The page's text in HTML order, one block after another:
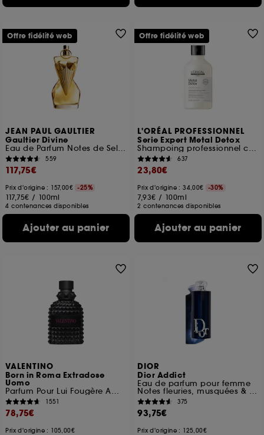
JEAN PAUL GAULTIER
Gaultier Divine
Eau de Parfum Notes de Sel, fleur de lys, meringue
559
117,75€
Prix d'origine : 157,00€ -25%
117,75€ / 100ml
4 contenances disponibles
Ajouter au panier
Offre fidélité web
L'ORÉAL PROFESSIONNEL
Serie Expert Metal Detox
Shampoing professionnel crème lavante anti-metal
637
23,80€
Prix d'origine : 34,00€ -30%
7,93€ / 100ml
2 contenances disponibles
Ajouter au panier
Offre fidélité web
VALENTINO
Born in Roma Extradose
Uomo
Parfum Pour Lui Fougère Ambrée
1551
78,75€
Prix d'origine : 105,00€
DIOR
Dior Addict
Eau de parfum pour femme
Notes fleuries, musquées & fruitées
375
93,75€
Prix d'origine : 125,00€